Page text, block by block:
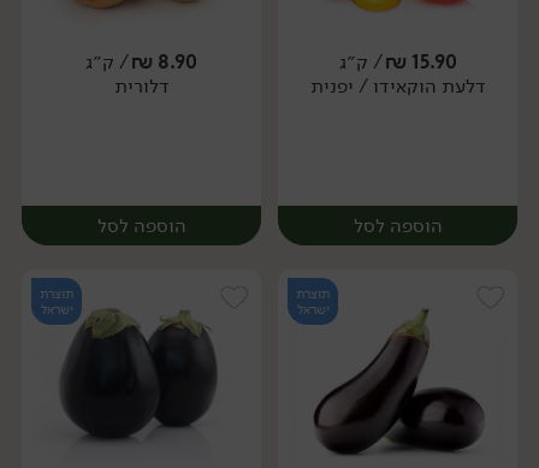
יח׳ יח׳
15.90
₪/ ק״ג
דלעת הוקאידו / יפנית
הוספה לסל
8.90
₪/ ק״ג
דלורית
הוספה לסל
תוצרת
ישראל
תוצרת
ישראל